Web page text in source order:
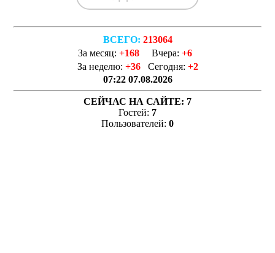
ВСЕГО: 213064
За месяц: +168 Вчера: +6
За неделю: +36 Сегодня: +2
07:22 07.08.2026
СЕЙЧАС НА САЙТЕ: 7
Гостей: 7
Пользователей: 0